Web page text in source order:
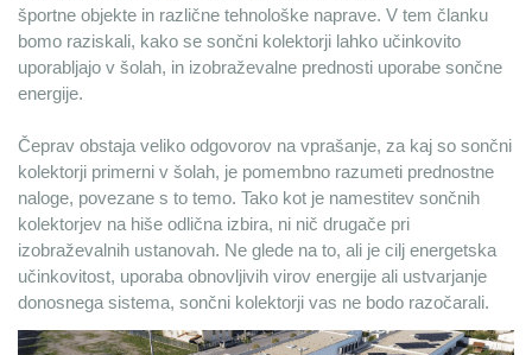
športne objekte in različne tehnološke naprave. V tem članku
bomo raziskali, kako se sončni kolektorji lahko učinkovito
uporabljajo v šolah, in izobraževalne prednosti uporabe sončne
energije.
Čeprav obstaja veliko odgovorov na vprašanje, za kaj so sončni
kolektorji primerni v šolah, je pomembno razumeti prednostne
naloge, povezane s to temo. Tako kot je namestitev sončnih
kolektorjev na hiše odlična izbira, ni nič drugače pri
izobraževalnih ustanovah. Ne glede na to, ali je cilj energetska
učinkovitost, uporaba obnovljivih virov energije ali ustvarjanje
donosnega sistema, sončni kolektorji vas ne bodo razočarali.
575Wp TWMND-72HD-
575 N-type Bifacial silver frame
solar panel
SOL-TWS-TWMND-72HD-575W
izdelka
2279x1135x36 mm
114 Kos
DATASHEET TO FAVOURITES
Registriraj se / Prijavi se
se, da si ogledate cene!
Deye 15kW SUN-15K-
SM2 Hybrid LV 3 phase
Koda INV-DEYE-SUN-15K-SG05LP3-
Model
SUN-15K-SG05LP3-
Budapest: 37 Kos
DATASHEET TO
Registriraj se / Prijavi se
Prijavite se, da si ogledate cene!